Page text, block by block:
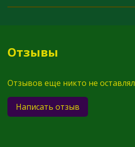
Отзывы
Отзывов еще никто не оставлял
Написать отзыв